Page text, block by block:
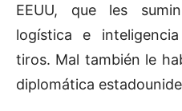
EEUU, que les
logística e
tiros. Mal también le
diplomática